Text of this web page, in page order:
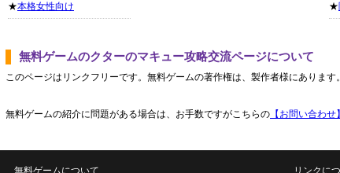
★本格女性向け ★
無料ゲームのクターのマキュー攻略交流ページについて
このページはリンクフリーです。無料ゲームの著作権は、製作者様にあります。
無料ゲームの紹介に問題がある場合は、お手数ですがこちらの 【お問い合わせ】
無料ゲームについて リンクに